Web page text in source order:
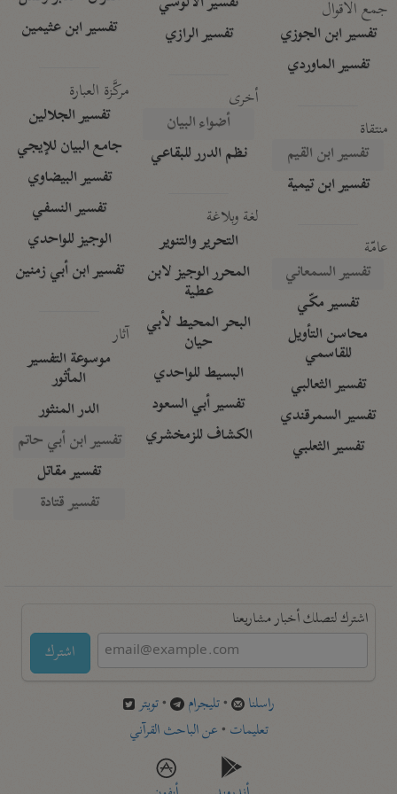
جمع الأقوال
تفسير ابن الجوزي
تفسير الماوردي
منتقاة
تفسير ابن القيم
تفسير ابن تيمية
عامّة
تفسير السمعاني
تفسير مكّي
محاسن التأويل
للقاسمي
تفسير الثعالبي
تفسير السمرقندي
تفسير الثعلبي
تفسير الرازي
أخرى
أضواء البيان
نظم الدرر للبقاعي
لغة وبلاغة
التحرير والتنوير
المحرر الوجيز لابن
عطية
البحر المحيط لأبي
حيان
البسيط للواحدي
تفسير أبي السعود
الكشاف للزمخشري
تفسير ابن عثيمين
مركَّزة العبارة
تفسير الجلالين
جامع البيان للإيجي
تفسير البيضاوي
تفسير النسفي
الوجيز للواحدي
تفسير ابن أبي زمنين
آثار
موسوعة التفسير
المأثور
الدر المنثور
تفسير ابن أبي حاتم
تفسير مقاتل
تفسير قتادة
اشترك لتصلك أخبار مشاريعنا
اشترك
راسلنا •تليجرام •تويتر
تعليمات •عن الباحث القرآني